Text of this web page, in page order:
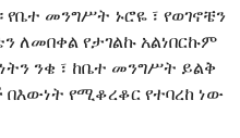
የቤተ መንግሥት ኑሮዬ ፣ የወገኖቼን
ለመበቀል የታገልኩ አልነበርኩም
ንቄ ፣ ከቤተ መንግሥት ይልቅ
የሚቆረቆር የተባረከ ነው